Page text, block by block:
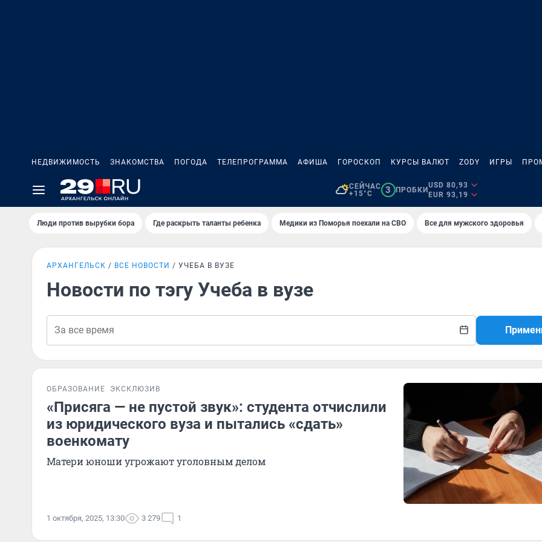
НЕДВИЖИМОСТЬ ЗНАКОМСТВА ПОГОДА ТЕЛЕПРОГРАММА АФИША ГОРОСКОП КУРСЫ ВАЛЮТ ZODY ИГРЫ
СЕЙЧАС
+15°C
3 ПРОБКИ
USD 80,93
EUR 93,19
Люди против вырубки бора Где раскрыть таланты ребенка Медики из Поморья поехали на СВО Все для мужского здоровья
АРХАНГЕЛЬСК ВСЕ НОВОСТИ УЧЕБА В ВУЗЕ
Новости по тэгу Учеба в вузе
ОБРАЗОВАНИЕ ЭКСКЛЮЗИВ
«Присяга — не пустой звук»: студента отчислили
из юридического вуза и пытались «сдать»
военкомату
Матери юноши угрожают уголовным делом
1 октября, 2025, 13:30 3 279 1